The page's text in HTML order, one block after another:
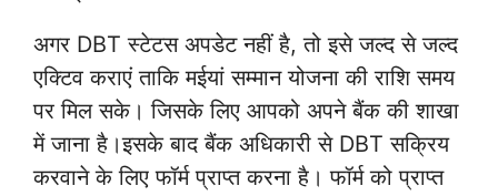
अगर DBT स्टेटस अपडेट नहीं है, तो इसे जल्द से जल्द
एक्टिव कराएं ताकि मईयां सम्मान योजना की राशि समय
पर मिल सके। जिसके लिए आपको अपने बैंक की शाखा
में जाना है।इसके बाद बैंक अधिकारी से DBT सक्रिय
करवाने के लिए फॉर्म प्राप्त करना है। फॉर्म को प्राप्त